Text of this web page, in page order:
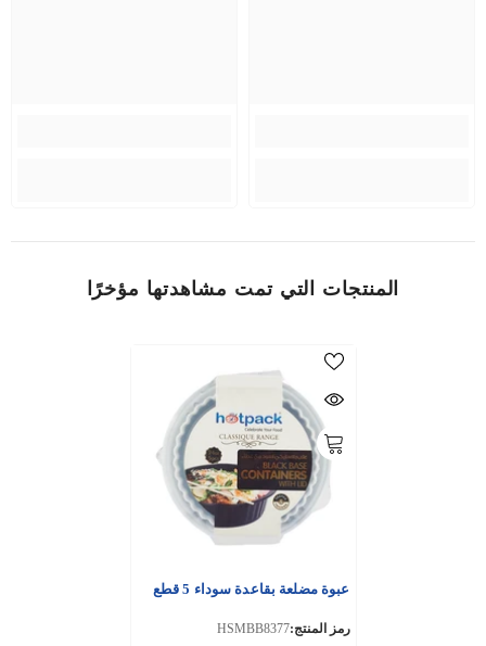
المنتجات التي تمت مشاهدتها مؤخرًا
عبوة مضلعة بقاعدة سوداء 5 قطع
رمز المنتج:HSMBB8377